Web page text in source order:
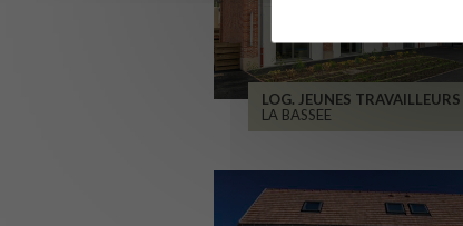
LOG. JEUNES TRAVAILLEURS
LA BASSEE